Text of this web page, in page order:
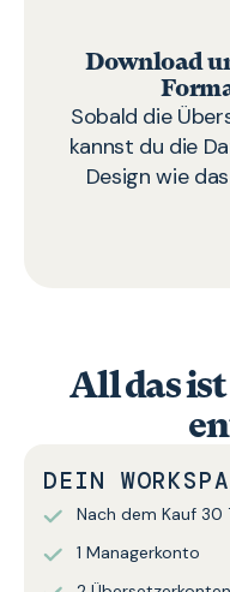
Download
Sobald die
kannst du die
Design wie
All das
DEIN
Nach dem Kauf 30
1 Managerkonto